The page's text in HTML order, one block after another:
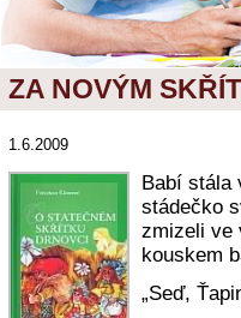
ZA NOVÝM
1.6.2009
Babí stála
stádečko
zmizeli ve
kouskem
„Seď,